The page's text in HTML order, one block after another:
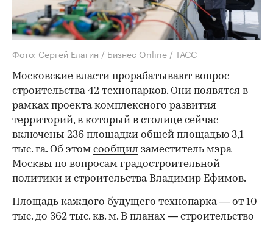
Фото: Сергей Елагин / Бизнес Online / ТАСС
Московские власти прорабатывают вопрос
строительства 42 технопарков. Они появятся в
рамках проекта комплексного развития
территорий, в который в столице сейчас
включены 236 площадки общей площадью 3,1
тыс. га. Об этом сообщил заместитель мэра
Москвы по вопросам градостроительной
политики и строительства Владимир Ефимов.
Площадь каждого будущего технопарка — от 10
тыс. до 362 тыс. кв. м. В планах — строительство